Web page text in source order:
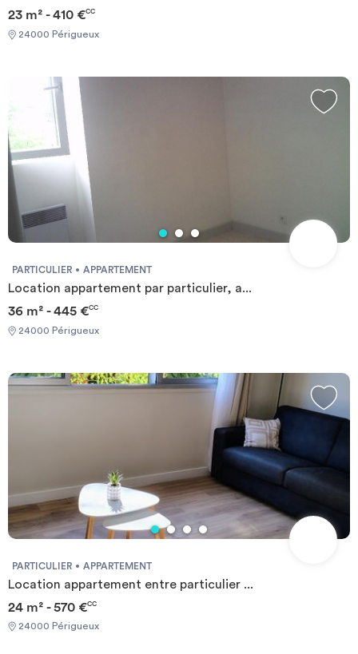
23 m² - 410 €CC
24000 Périgueux
PARTICULIER APPARTEMENT
Location appartement par particulier, a...
36 m² - 445 €CC
24000 Périgueux
PARTICULIER APPARTEMENT
Location appartement entre particulier ...
24 m² - 570 €CC
24000 Périgueux